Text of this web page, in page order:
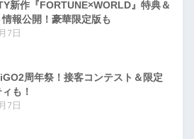
新作『FORTUNE×WORLD』特典＆
報公開！豪華限定版も
7日
周年祭！接客コンテスト＆限定
も！
7日